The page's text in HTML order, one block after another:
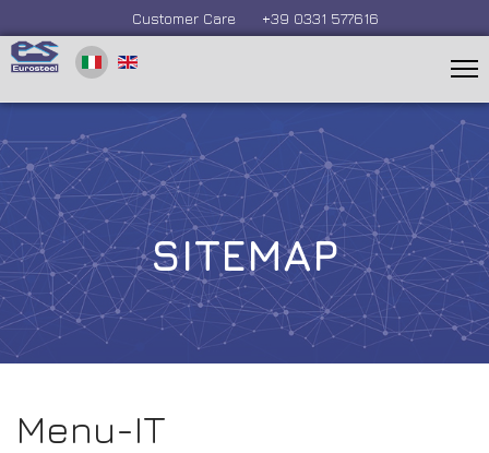
Customer Care +39 0331 577616
SITEMAP
Menu-IT